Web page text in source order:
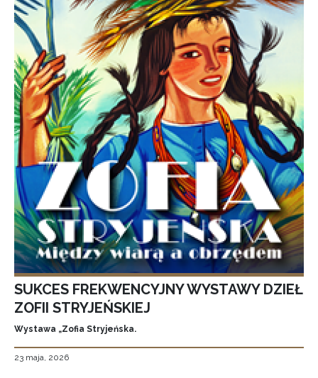
SUKCES FREKWENCYJNY WYSTAWY DZIEŁ
ZOFII STRYJEŃSKIEJ
Wystawa „Zofia Stryjeńska.
23 maja, 2026